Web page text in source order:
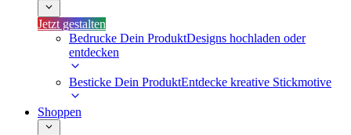
Jetzt gestalten
Bedrucke Dein ProduktDesigns hochladen oder
entdecken
Besticke Dein ProduktEntdecke kreative Stickmotive
Shoppen